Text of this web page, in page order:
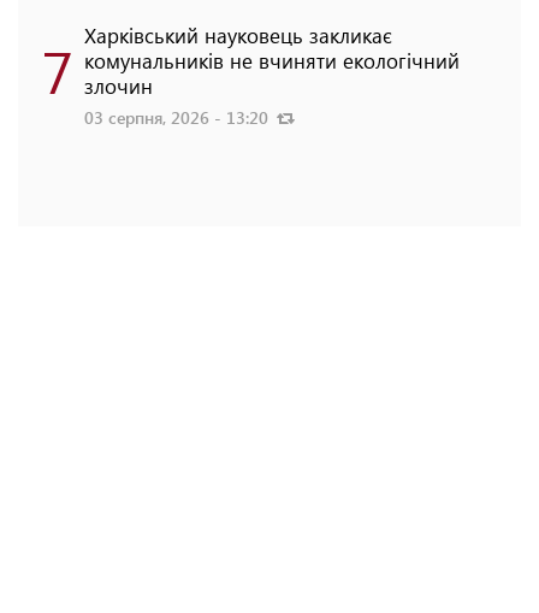
7 Харківський науковець закликає
комунальників не вчиняти екологічний
злочин
03 серпня, 2026 - 13:20